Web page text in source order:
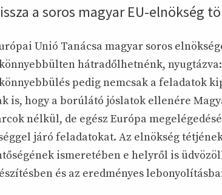
a soros magyar EU-elnökség
Unió Tanácsa magyar soros
hátradőlhetnénk,
pedig nemcsak a feladatok
is, hogy a borúlátó jóslatok ellenére
nélkül, de egész Európa
járó feladatokat. Az elnökség
ismeretében e helyről is
és az eredményes